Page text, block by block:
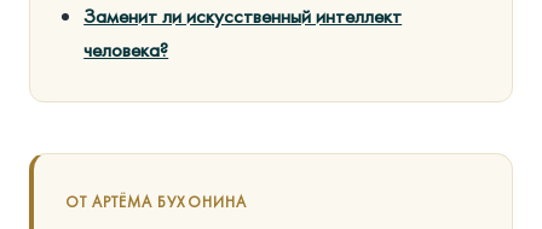
Заменит ли искусственный интеллект
человека?
ОТ АРТЁМА БУХОНИНА